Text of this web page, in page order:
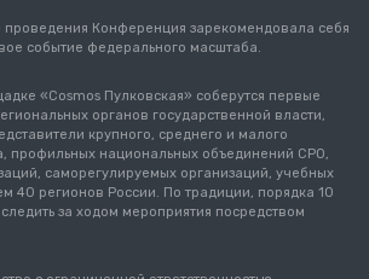
Конференция зарекомендовала себя
событие федерального масштаба.
«Cosmos Пулковская» соберутся первые
органов государственной власти,
крупного, среднего и малого
профильных национальных объединений СРО,
саморегулируемых организаций, учебных
40 регионов России. По традиции, порядка 10
за ходом мероприятия посредством